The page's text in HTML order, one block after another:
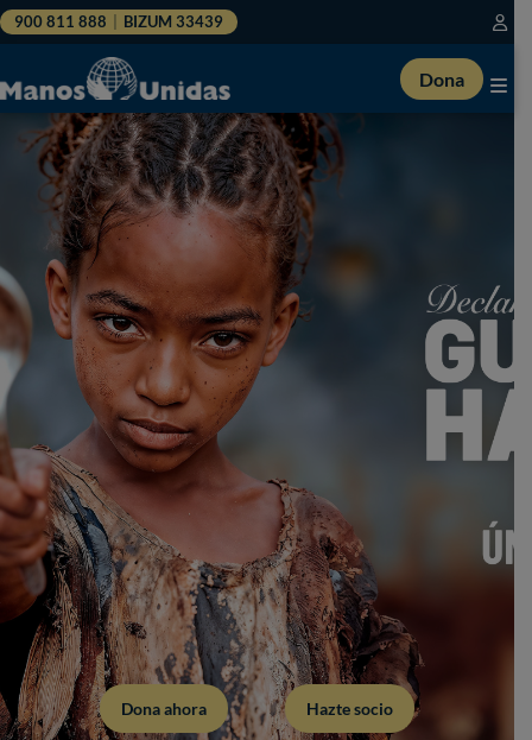
900 811 888 BIZUM 33439
Dona
Dona ahora Hazte socio